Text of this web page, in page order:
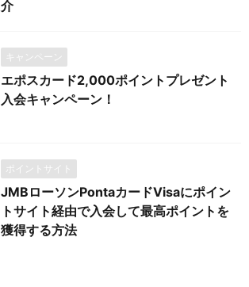
介
キャンペーン
エポスカード2,000ポイントプレゼント
入会キャンペーン！
ポイントサイト
JMBローソンPontaカードVisaにポイン
トサイト経由で入会して最高ポイントを
獲得する方法